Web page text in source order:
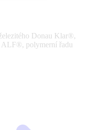
Donau Klar®,
ALF®, polymerní řadu